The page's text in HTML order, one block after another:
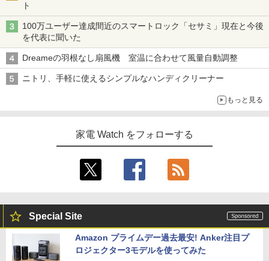
ト
100万ユーザー達成間近のスマートロック「セサミ」現在と今後
を代表に聞いた
Dreameの羽根なし扇風機 室温に合わせて風量自動調整
ニトリ、手軽に使えるシンプルなハンディクリーナー
もっと見る
家電 Watch をフォローする
Special Site
Amazon プライムデー過去最安! Anker注目プ
ロジェクター3モデルを使ってみた